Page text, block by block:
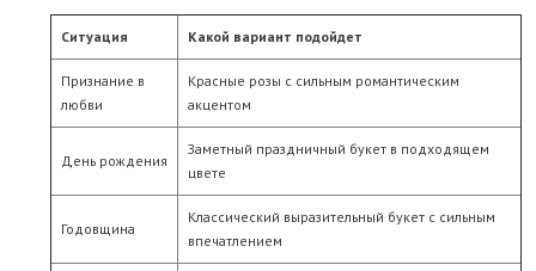
Ситуация Какой вариант подойдет
Признание в
любви
Красные розы с сильным романтическим
акцентом
День рождения
Заметный праздничный букет в подходящем
цвете
Годовщина
Классический выразительный букет с сильным
впечатлением